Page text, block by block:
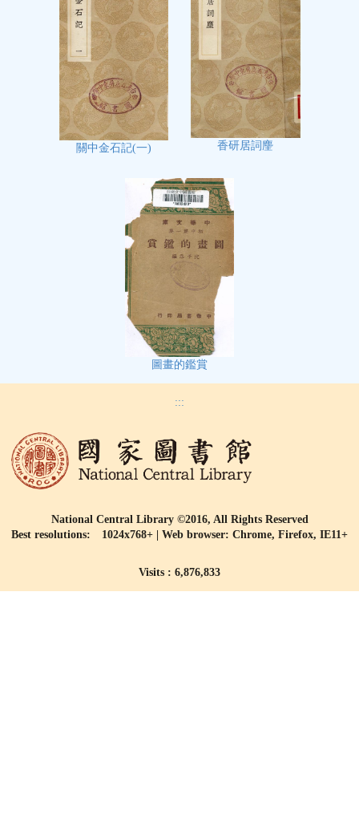
關中金石記(一) 香研居詞麈
圖畫的鑑賞
:::
National Central Library ©2016, All Rights Reserved
Best resolutions: 1024x768+ | Web browser: Chrome, Firefox, IE11+
Visits : 6,876,833